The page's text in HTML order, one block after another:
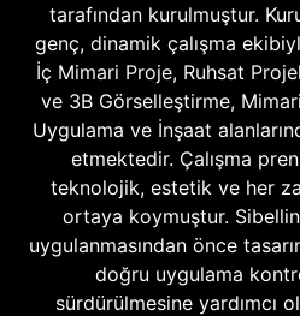
tarafından kurulmuştur.
genç, dinamik çalışma
İç Mimari Proje, Ruhsat
ve 3B Görselleştirme,
Uygulama ve İnşaat
etmektedir. Çalışma
teknolojik, estetik ve her
ortaya koymuştur.
uygulanmasından önce
doğru uygulama
sürdürülmesine yardımcı